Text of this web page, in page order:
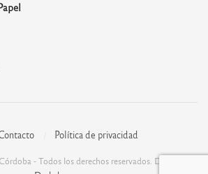
Política de privacidad
- Todos los derechos reservados. Desarrolla: